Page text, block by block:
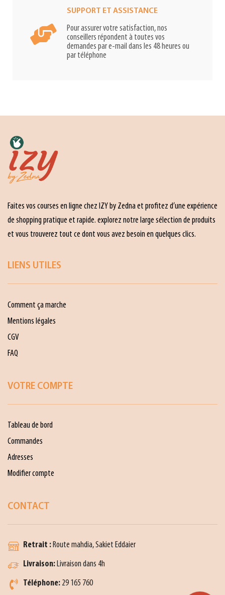
SUPPORT ET ASSISTANCE
Pour assurer votre satisfaction, nos
conseillers répondent à toutes vos
demandes par e-mail dans les 48 heures ou
par téléphone
Faites vos courses en ligne chez IZY by Zedna et profitez d’une expérience
de shopping pratique et rapide. explorez notre large sélection de produits
et vous trouverez tout ce dont vous avez besoin en quelques clics.
LIENS UTILES
Comment ça marche
Mentions légales
CGV
FAQ
VOTRE COMPTE
Tableau de bord
Commandes
Adresses
Modifier compte
CONTACT
Retrait : Route mahdia, Sakiet Eddaier
Livraison: Livraison dans 4h
Téléphone: 29 165 760